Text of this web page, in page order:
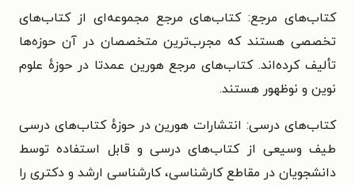
کتاب‌های مرجع: کتاب‌های مرجع مجموعه‌ای از کتاب‌های
تخصصی هستند که مجرب‌ترین متخصصان در آن حوزه‌ها
تألیف کرده‌اند. کتاب‌های مرجع هورین عمدتا در حوزهٔ علوم
نوین و نوظهور هستند.
کتاب‌های درسی: انتشارات هورین در حوزهٔ کتاب‌های درسی
طیف وسیعی از کتاب‌های درسی و قابل استفاده توسط
دانشجویان در مقاطع کارشناسی، کارشناسی ارشد و دکتری را